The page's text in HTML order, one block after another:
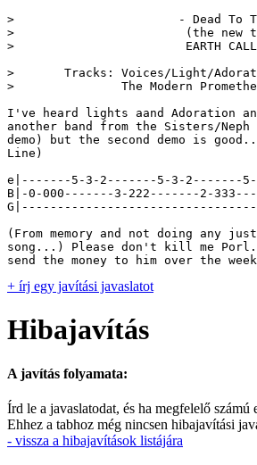
>		 	- Dead To The World -
>		  	 (the new tape from)
>		  	 EARTH CALLING ANGELA
>	Tracks: Voices/Light/Adoration/Dead To The World/
>		The Modern Prometheus/Rebekka/Acceptance/Seraphim
I've heard lights aand Adoration
another band from the Sisters/
demo) but the second demo is
Line)
e|-------5-3-2-------5-3-2-------5-
B|-0-000-------3-222-------2-
(From memory and not doing any
song...) Please don't kill me
+ írj egy javítási javaslatot
Hibajavítás
A javítás folyamata:
Írd le a javaslatodat, és ha megfelelő
Ehhez a tabhoz még nincsen hibajavítási
- vissza a hibajavítások listájára